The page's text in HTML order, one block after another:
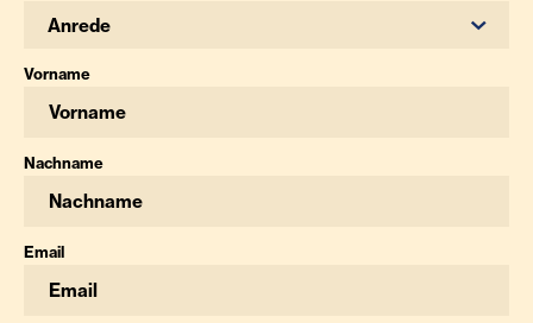
Anrede
Vorname
Nachname
Email